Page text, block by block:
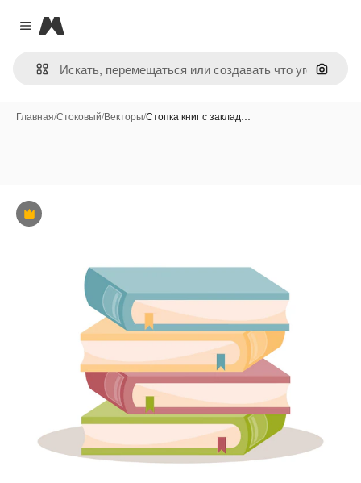
Close menu
Magnific
Поиск
Главная/Стоковый/Векторы/Стопка книг с заклад…
Премиум